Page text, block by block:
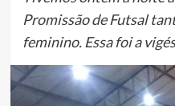
Promissão de Futsal
feminino. Essa foi a